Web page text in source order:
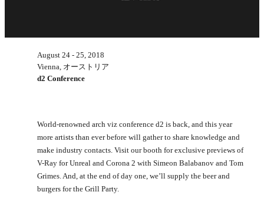
August 24 - 25, 2018
Vienna, オーストリア
d2 Conference
World-renowned arch viz conference d2 is back, and this year
more artists than ever before will gather to share knowledge and
make industry contacts. Visit our booth for exclusive previews of
V-Ray for Unreal and Corona 2 with Simeon Balabanov and Tom
Grimes. And, at the end of day one, we’ll supply the beer and
burgers for the Grill Party.